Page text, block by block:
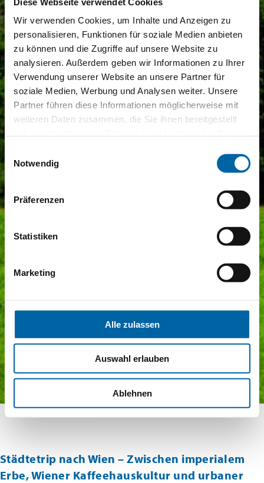
Wir verwenden Cookies, um Inhalte und Anzeigen zu
personalisieren, Funktionen für soziale Medien anbieten
zu können und die Zugriffe auf unsere Website zu
analysieren. Außerdem geben wir Informationen zu Ihrer
Verwendung unserer Website an unsere Partner für
soziale Medien, Werbung und Analysen weiter. Unsere
Partner führen diese Informationen möglicherweise mit
weiteren Daten zusammen, die Sie ihnen bereitgestellt
Notwendig
Präferenzen
Statistiken
Marketing
Alle zulassen
Auswahl erlauben
Ablehnen
Städtetrip nach Wien – Zwischen imperialem
Erbe, Wiener Kaffeehauskultur und urbaner